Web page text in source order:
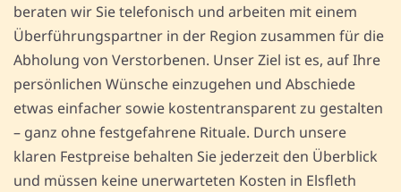
beraten wir Sie telefonisch und arbeiten mit einem
Überführungspartner in der Region zusammen für die
Abholung von Verstorbenen. Unser Ziel ist es, auf Ihre
persönlichen Wünsche einzugehen und Abschiede
etwas einfacher sowie kostentransparent zu gestalten
– ganz ohne festgefahrene Rituale. Durch unsere
klaren Festpreise behalten Sie jederzeit den Überblick
und müssen keine unerwarteten Kosten in Elsfleth